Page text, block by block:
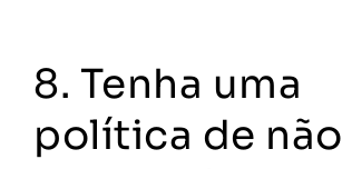
8. Tenha uma
política de não